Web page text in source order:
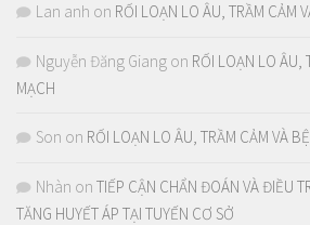
Lan anh on RỐI LOẠN LO ÂU, TRẦM CẢM
Nguyễn Đăng Giang on RỐI LOẠN LO ÂU,
MẠCH
Son on RỐI LOẠN LO ÂU, TRẦM CẢM VÀ
Nhàn on TIẾP CẬN CHẨN ĐOÁN VÀ ĐIỀU
TĂNG HUYẾT ÁP TẠI TUYẾN CƠ SỞ